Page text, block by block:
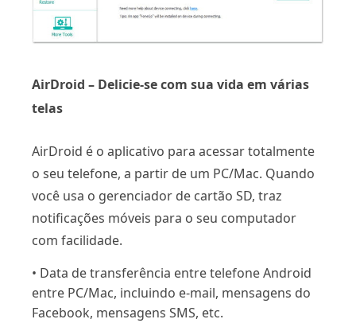
AirDroid – Delicie-se com sua vida em várias
telas
AirDroid é o aplicativo para acessar totalmente
o seu telefone, a partir de um PC/Mac. Quando
você usa o gerenciador de cartão SD, traz
notificações móveis para o seu computador
com facilidade.
• Data de transferência entre telefone Android
entre PC/Mac, incluindo e-mail, mensagens do
Facebook, mensagens SMS, etc.